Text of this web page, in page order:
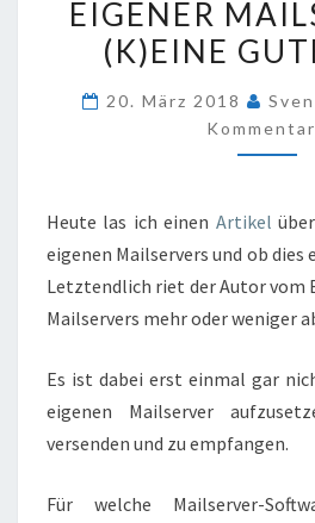
–
IDEE?
EIGENER
(K)EINE
20. März 2018
Heute las ich einen Artikel
eigenen Mailservers und ob dies
Letztendlich riet der Autor vom
Mailservers mehr oder weniger
Es ist dabei erst einmal gar
eigenen Mailserver
versenden und zu empfangen.
Für welche Mailserver-